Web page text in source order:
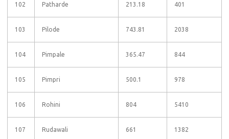
102 Patharde 213.18 401
103 Pilode 743.81 2038
104 Pimpale 365.47 844
105 Pimpri 500.1 978
106 Rohini 804 5410
107 Rudawali 661 1382